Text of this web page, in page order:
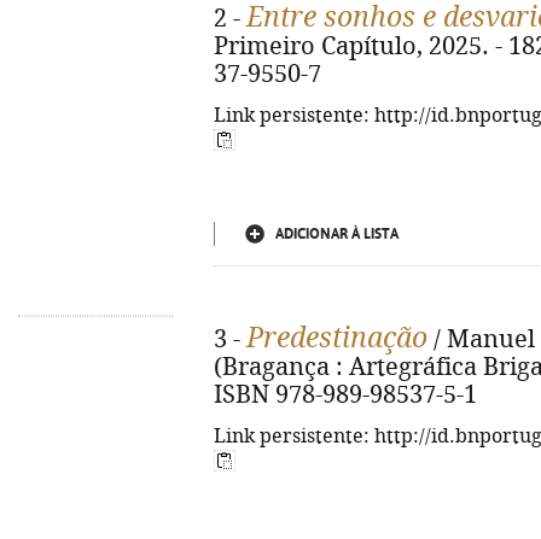
2 -Entre sonhos e
Primeiro Capítulo, 2025. -
37-9550-7
Link persistente: http://
ADICIONAR À LISTA
3 -Predestinação / Manuel
(Bragança : Artegráfica
ISBN 978-989-98537-5-1
Link persistente: http://